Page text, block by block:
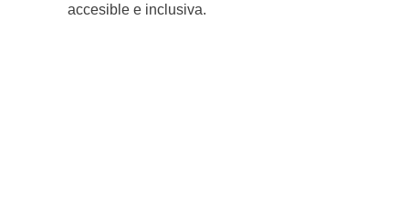
accesible e inclusiva.